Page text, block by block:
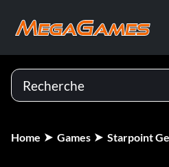
Home Games Starpoint